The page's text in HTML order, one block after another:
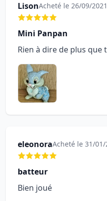
LisonAcheté le 26/09/2021
Mini Panpan
Rien à dire de plus que
eleonoraAcheté le 31/01/
batteur
Bien joué